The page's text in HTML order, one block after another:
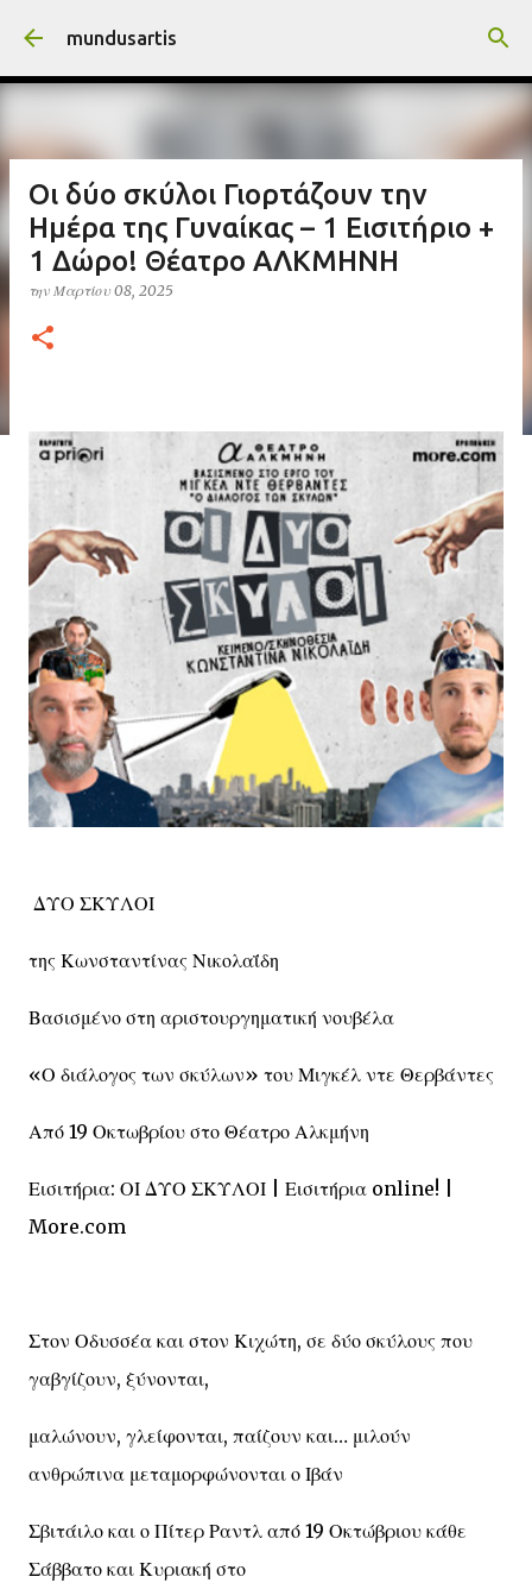
Μετάβαση στο κύριο περιεχόμενο
mundusartis
Οι δύο σκύλοι Γιορτάζουν την
Ημέρα της Γυναίκας – 1 Εισιτήριο +
1 Δώρο! Θέατρο ΑΛΚΜΗΝΗ
την Μαρτίου 08, 2025
ΔΥΟ ΣΚΥΛΟΙ
της Κωνσταντίνας Νικολαΐδη
Βασισμένο στη αριστουργηματική νουβέλα
«Ο διάλογος των σκύλων» του Μιγκέλ ντε Θερβάντες
Από 19 Οκτωβρίου στο Θέατρο Αλκμήνη
Εισιτήρια: ΟΙ ΔΥΟ ΣΚΥΛΟΙ | Εισιτήρια online! |
More.com
Στον Οδυσσέα και στον Κιχώτη, σε δύο σκύλους που
γαβγίζουν, ξύνονται,
μαλώνουν, γλείφονται, παίζουν και… μιλούν
ανθρώπινα μεταμορφώνονται ο Ιβάν
Σβιτάιλο και ο Πίτερ Ραντλ από 19 Οκτώβριου κάθε
Σάββατο και Κυριακή στο